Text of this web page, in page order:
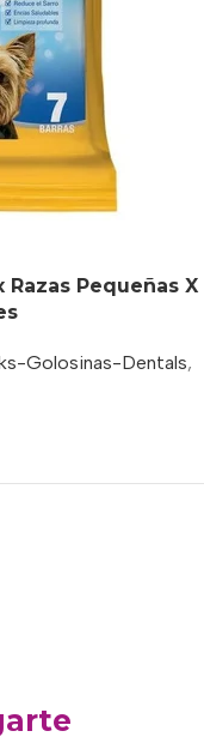
Pequeñas X
Golosinas-Dentals,